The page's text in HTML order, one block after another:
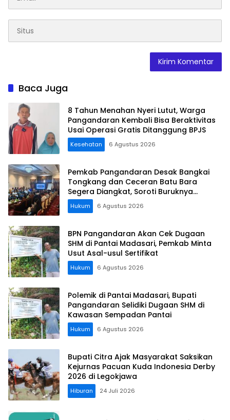
Baca Juga
8 Tahun Menahan Nyeri Lutut, Warga
Pangandaran Kembali Bisa Beraktivitas
Usai Operasi Gratis Ditanggung BPJS
Kesehatan 6 Agustus 2026
Pemkab Pangandaran Desak Bangkai
Tongkang dan Ceceran Batu Bara
Segera Diangkat, Soroti Buruknya
Koordinasi Perusahaan
Hukum 6 Agustus 2026
BPN Pangandaran Akan Cek Dugaan
SHM di Pantai Madasari, Pemkab Minta
Usut Asal-usul Sertifikat
Hukum 6 Agustus 2026
Polemik di Pantai Madasari, Bupati
Pangandaran Selidiki Dugaan SHM di
Kawasan Sempadan Pantai
Hukum 6 Agustus 2026
Bupati Citra Ajak Masyarakat Saksikan
Kejurnas Pacuan Kuda Indonesia Derby
2026 di Legokjawa
Hiburan 24 Juli 2026